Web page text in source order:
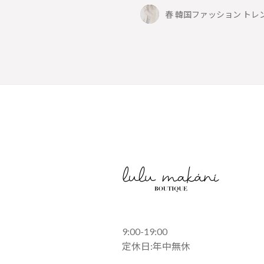
春 韓国ファッション トレ
9:00-19:00
定休日:年中無休